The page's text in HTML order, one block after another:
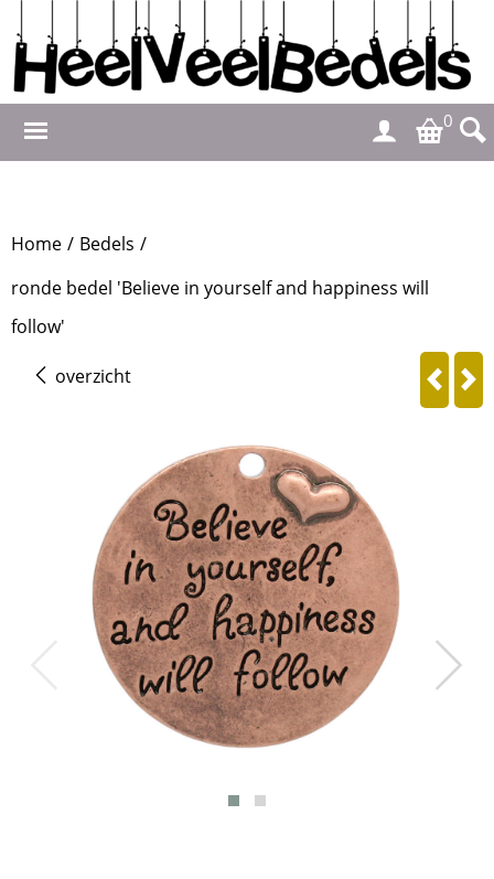
0
Home / Bedels /
ronde bedel 'Believe in yourself and happiness will
follow'
overzicht